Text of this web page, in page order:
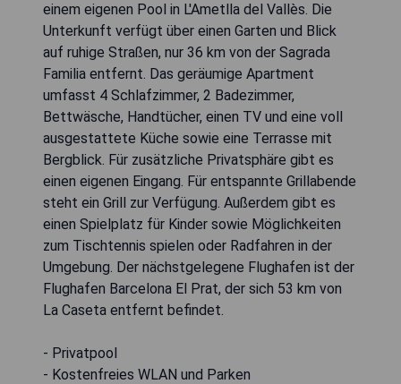
einem eigenen Pool in L'Ametlla del Vallès. Die
Unterkunft verfügt über einen Garten und Blick
auf ruhige Straßen, nur 36 km von der Sagrada
Familia entfernt. Das geräumige Apartment
umfasst 4 Schlafzimmer, 2 Badezimmer,
Bettwäsche, Handtücher, einen TV und eine voll
ausgestattete Küche sowie eine Terrasse mit
Bergblick. Für zusätzliche Privatsphäre gibt es
einen eigenen Eingang. Für entspannte Grillabende
steht ein Grill zur Verfügung. Außerdem gibt es
einen Spielplatz für Kinder sowie Möglichkeiten
zum Tischtennis spielen oder Radfahren in der
Umgebung. Der nächstgelegene Flughafen ist der
Flughafen Barcelona El Prat, der sich 53 km von
La Caseta entfernt befindet.
- Privatpool
- Kostenfreies WLAN und Parken